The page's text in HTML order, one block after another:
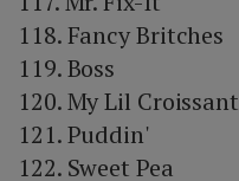
118. Fancy Britches
119. Boss
120. My Lil Croissant
121. Puddin'
122. Sweet Pea